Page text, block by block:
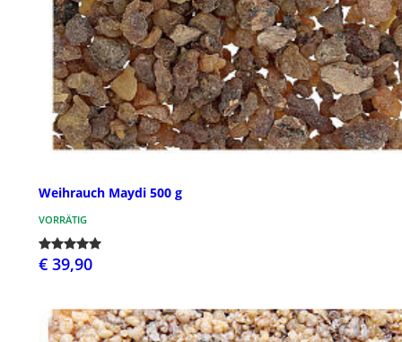
Weihrauch Maydi 500 g
VORRÄTIG
€ 39,90